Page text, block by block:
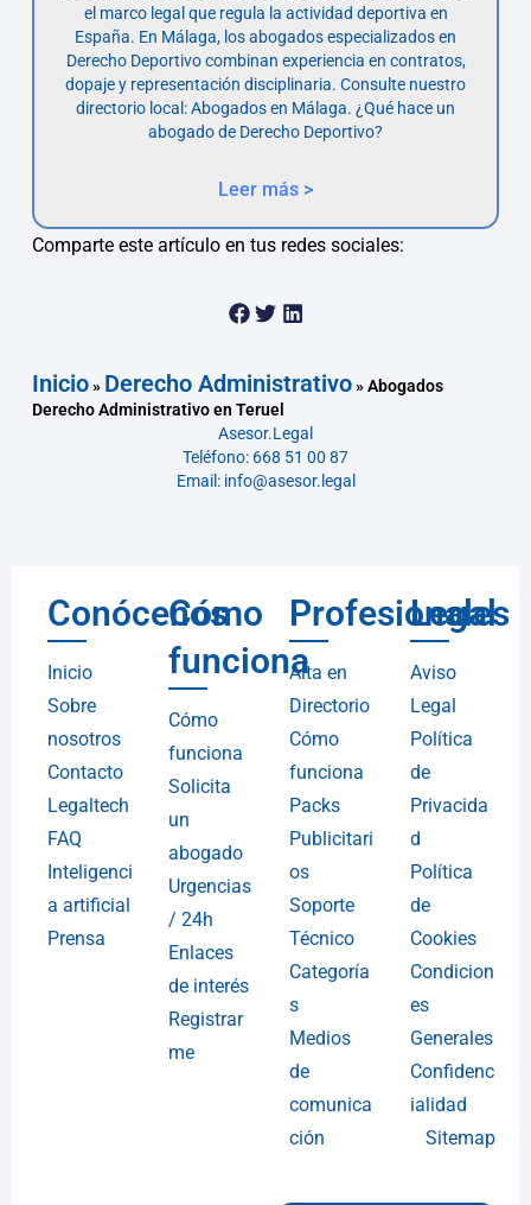
el marco legal que regula la actividad deportiva en
España. En Málaga, los abogados especializados en
Derecho Deportivo combinan experiencia en contratos,
dopaje y representación disciplinaria. Consulte nuestro
directorio local: Abogados en Málaga. ¿Qué hace un
abogado de Derecho Deportivo?
Leer más >
Comparte este artículo en tus redes sociales:
Inicio» Derecho Administrativo»Abogados
Derecho Administrativo en Teruel
Asesor.Legal
Teléfono: 668 51 00 87
Email: info@asesor.legal
Conócenos
Inicio
Sobre
nosotros
Contacto
Legaltech
FAQ
Inteligenci
a artificial
Prensa
Cómo
funciona
Cómo
funciona
Solicita
un
abogado
Urgencias
/ 24h
Enlaces
de interés
Registrar
me
Profesionales
Alta en
Directorio
Cómo
funciona
Packs
Publicitari
os
Soporte
Técnico
Categoría
s
Medios
de
comunica
ción
Legal
Aviso
Legal
Política
de
Privacida
d
Política
de
Cookies
Condicion
es
Generales
Confidenc
ialidad
Sitemap